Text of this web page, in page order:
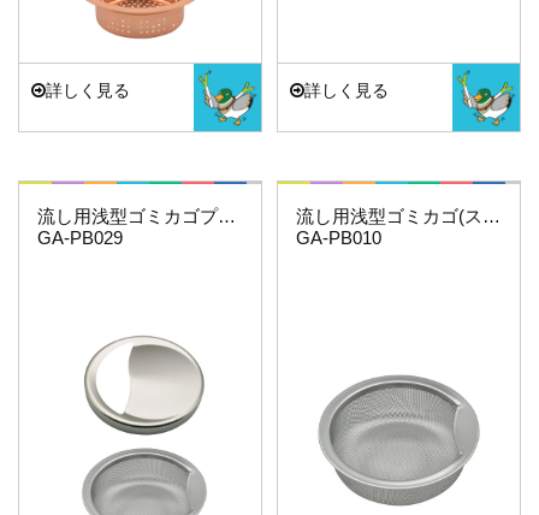
詳しく見る 詳しく見る
これエエやん
流し用浅型ゴミカゴプレートセット(ステンレス）
GA-PB029
これエエやん
流し用浅型ゴミカゴ(ステンレス)
GA-PB010